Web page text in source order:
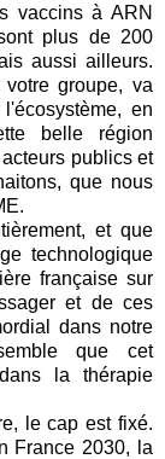
vaccins à ARN
plus de 200
aussi ailleurs.
groupe, va
en
belle région
publics et
que nous
et que
technologique
française sur
et de ces
dans notre
que cet
la thérapie
le cap est fixé.
France 2030, la